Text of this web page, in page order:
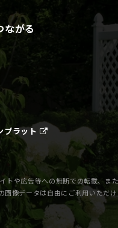
ながる
プラット
や広告等への無断での転載、ま
像データは自由にご利用いただけ